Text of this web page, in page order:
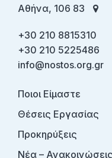
Αθήνα, 106 83
+30 210 8815310
+30 210 5225486
info@nostos.org.gr
Ποιοι Είμαστε
Θέσεις Εργασίας
Προκηρύξεις
Νέα – Ανακοινώσεις